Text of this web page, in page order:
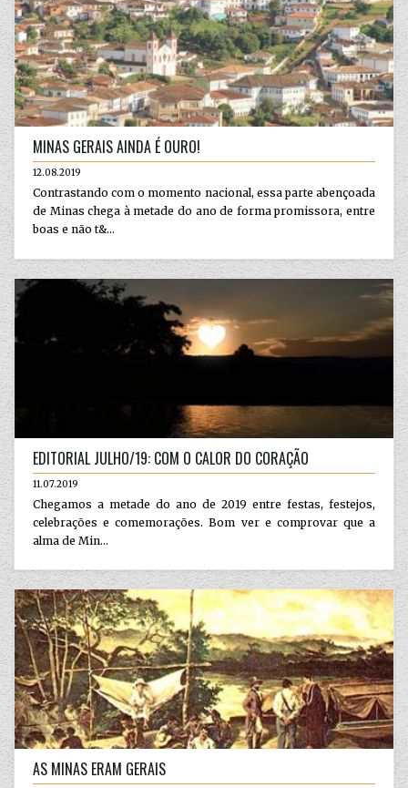
MINAS GERAIS AINDA É OURO!
12.08.2019
Contrastando com o momento nacional, essa parte abençoada
de Minas chega à metade do ano de forma promissora, entre
boas e não t&...
EDITORIAL JULHO/19: COM O CALOR DO CORAÇÃO
11.07.2019
Chegamos a metade do ano de 2019 entre festas, festejos,
celebrações e comemorações. Bom ver e comprovar que a
alma de Min...
AS MINAS ERAM GERAIS